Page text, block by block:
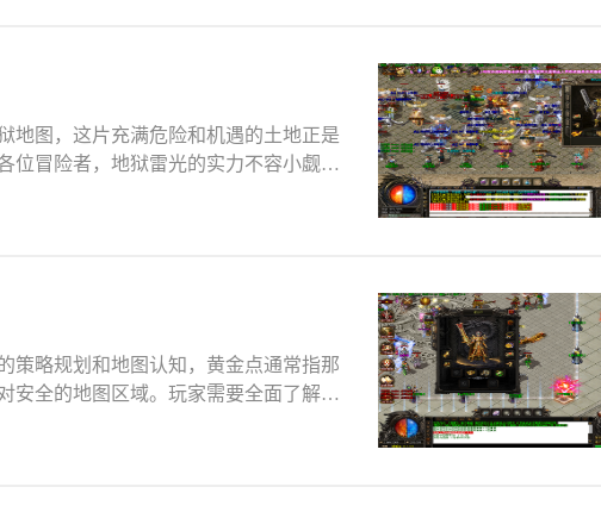
地图，这片充满危险和机遇的土地正是
位冒险者，地狱雷光的实力不容小觑，
策略规划和地图认知，黄金点通常指那
安全的地图区域。玩家需要全面了解各